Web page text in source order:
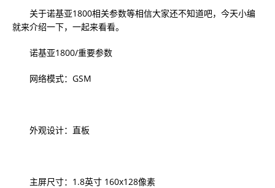
关于诺基亚1800相关参数等相信大家还不知道吧，今天小编
就来介绍一下，一起来看看。
诺基亚1800/重要参数
网络模式：GSM
外观设计：直板
主屏尺寸：1.8英寸 160x128像素